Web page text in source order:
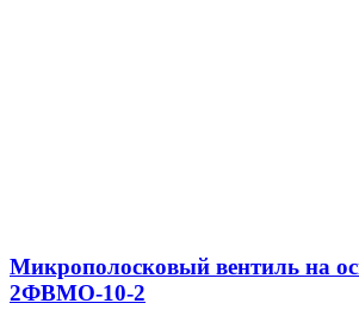
Микрополосковый вентиль на
2ФВМO-10-2